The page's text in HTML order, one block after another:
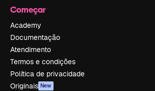
Começar
Academy
Documentação
Atendimento
Termos e condições
Política de privacidade
Originais New